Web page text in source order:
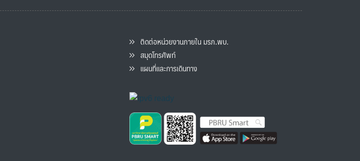
ติดต่อหน่วยงานภายใน มรภ.พบ.
สมุดโทรศัพท์
แผนที่และการเดินทาง